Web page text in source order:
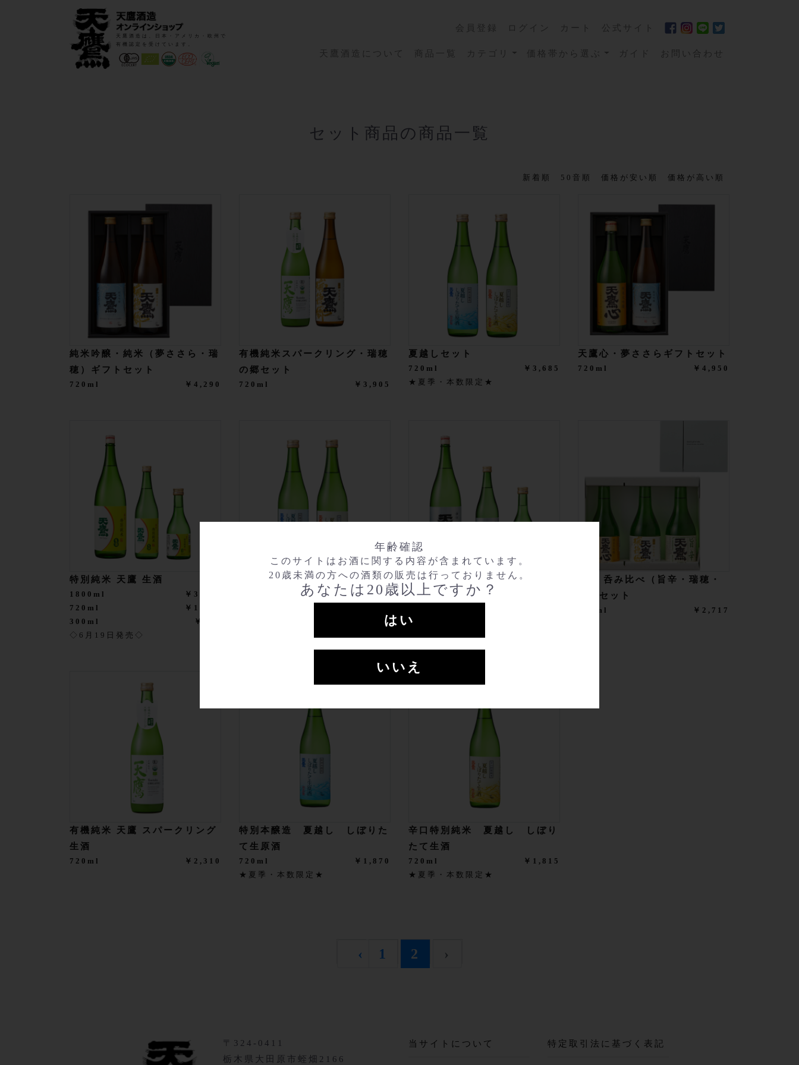
年齢確認
このサイトはお酒に関する内容が含まれています。
20歳未満の方への酒類の販売は行っておりません。
あなたは20歳以上ですか？
はい
いいえ
天鷹酒造は、日本・アメリカ・欧州で
有機認定を受けています。
会員登録 ログイン カート 公式サイト
天鷹酒造について 商品一覧 カテゴリ 価格帯から選ぶ ガイド お問い合わせ
セット商品の商品一覧
新着順 50音順 価格が安い順 価格が高い順
純米吟醸・純米（夢ささら・瑞
穂）ギフトセット
720ml ￥4,290
有機純米スパークリング・瑞穂
の郷セット
720ml ￥3,905
夏越しセット
720ml
￥3,685
★夏季・本数限定★
天鷹心・夢ささらギフトセット
720ml ￥4,950
特別純米 天鷹 生酒
1800ml
￥3,410
720ml
￥1,705
300ml
￥682
◇6月19日発売◇
夏越しセット
￥3,685
天鷹 辛口 生酒
1800ml
300ml
天鷹 呑み比べ（旨辛・瑞穂・
心）セット
300ml ￥2,717
有機純米 天鷹 スパークリング
生酒
720ml ￥2,310
特別本醸造 夏越し しぼりた
て生原酒
720ml
￥1,870
★夏季・本数限定★
辛口特別純米 夏越し しぼり
たて生酒
720ml
￥1,815
★夏季・本数限定★
‹ 1 2 ›
〒324-0411
栃木県大田原市蛭畑2166
当サイトについて 特定取引法に基づく表記